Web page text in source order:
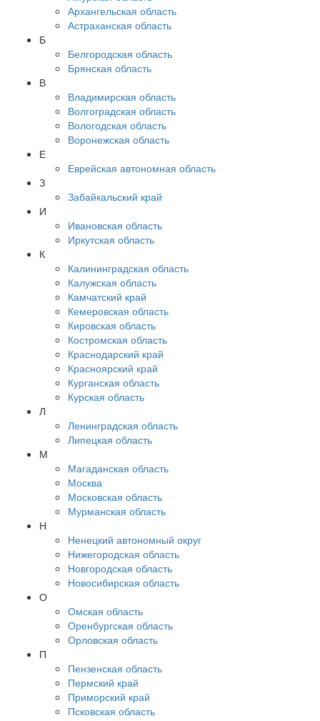
Архангельская область
Астраханская область
Б
Белгородская область
Брянская область
В
Владимирская область
Волгоградская область
Вологодская область
Воронежская область
Е
Еврейская автономная область
З
Забайкальский край
И
Ивановская область
Иркутская область
К
Калининградская область
Калужская область
Камчатский край
Кемеровская область
Кировская область
Костромская область
Краснодарский край
Красноярский край
Курганская область
Курская область
Л
Ленинградская область
Липецкая область
М
Магаданская область
Москва
Московская область
Мурманская область
Н
Ненецкий автономный округ
Нижегородская область
Новгородская область
Новосибирская область
О
Омская область
Оренбургская область
Орловская область
П
Пензенская область
Пермский край
Приморский край
Псковская область